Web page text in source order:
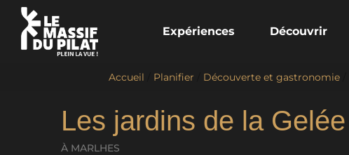
Expériences Découvrir
Accueil Planifier Découverte et gastronomie
Les jardins de la Gelée
À MARLHES